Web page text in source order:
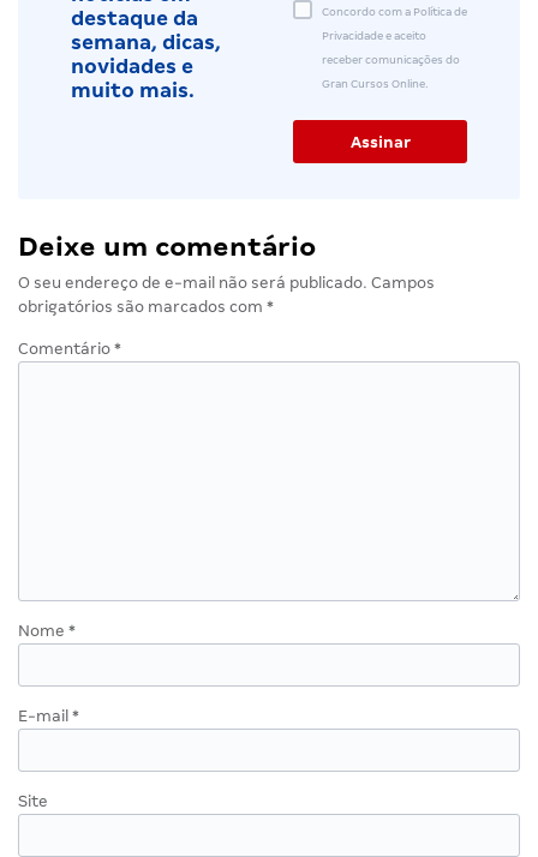
destaque da
semana, dicas,
novidades e
muito mais.
Concordo com a Política de
Privacidade e aceito
receber comunicações do
Gran Cursos Online.
Deixe um comentário
O seu endereço de e-mail não será publicado. Campos
obrigatórios são marcados com *
Comentário *
Nome *
E-mail *
Site